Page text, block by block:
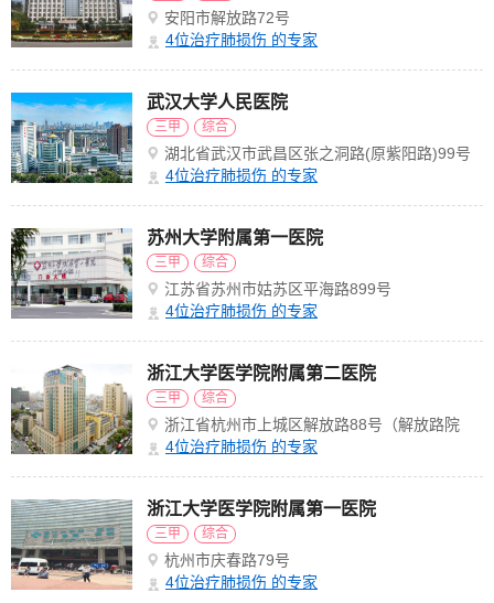
安阳市解放路72号
4位治疗肺损伤 的专家
武汉大学人民医院
三甲 综合
湖北省武汉市武昌区张之洞路(原紫阳路)99号
解放路238号
4位治疗肺损伤 的专家
苏州大学附属第一医院
三甲 综合
江苏省苏州市姑苏区平海路899号
4位治疗肺损伤 的专家
浙江大学医学院附属第二医院
三甲 综合
浙江省杭州市上城区解放路88号（解放路院
区）
4位治疗肺损伤 的专家
浙江大学医学院附属第一医院
三甲 综合
杭州市庆春路79号
4位治疗肺损伤 的专家